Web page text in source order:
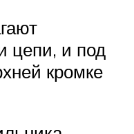
цепи, и под
кромке